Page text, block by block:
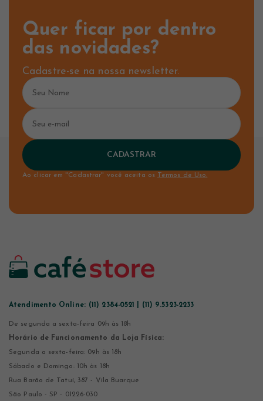
Quer ficar por dentro
das novidades?
Cadastre-se na nossa newsletter.
CADASTRAR
Ao clicar em "Cadastrar" você aceita os Termos de Uso.
Atendimento Online: (11) 2384-0521 | (11) 9.5323-2233
De segunda a sexta-feira 09h às 18h
Horário de Funcionamento da Loja Física:
Segunda a sexta-feira: 09h às 18h
Sábado e Domingo: 10h às 18h
Rua Barão de Tatuí, 387 - Vila Buarque
São Paulo - SP - 01226-030